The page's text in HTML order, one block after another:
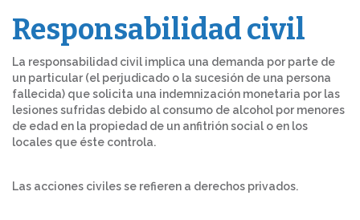
Responsabilidad civil
La responsabilidad civil implica una demanda por parte de
un particular (el perjudicado o la sucesión de una persona
fallecida) que solicita una indemnización monetaria por las
lesiones sufridas debido al consumo de alcohol por menores
de edad en la propiedad de un anfitrión social o en los
locales que éste controla.
Las acciones civiles se refieren a derechos privados.